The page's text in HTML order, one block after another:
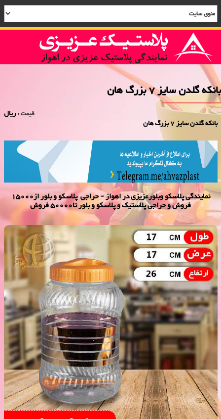
بانکه گلدن سایز 7 بزرگ هان
قیمت :ریال
بانکه گلدن سایز 7 بزرگ هان
نمایندگی پلاسكو وبلورعزیزی در اهواز - حراجی پلاسکو و بلور از15000
فروش و حراجی پلاستیک و پلاسکو و بلور تا50000 فروش